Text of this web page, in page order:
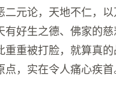
二元论，天地不仁，
好生之德、佛家的
重被打脸，就算真
，实在令人痛心疾首